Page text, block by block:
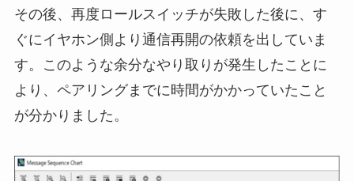
その後、再度ロールスイッチが失敗した後に、す
ぐにイヤホン側より通信再開の依頼を出していま
す。このような余分なやり取りが発生したことに
より、ペアリングまでに時間がかかっていたこと
が分かりました。